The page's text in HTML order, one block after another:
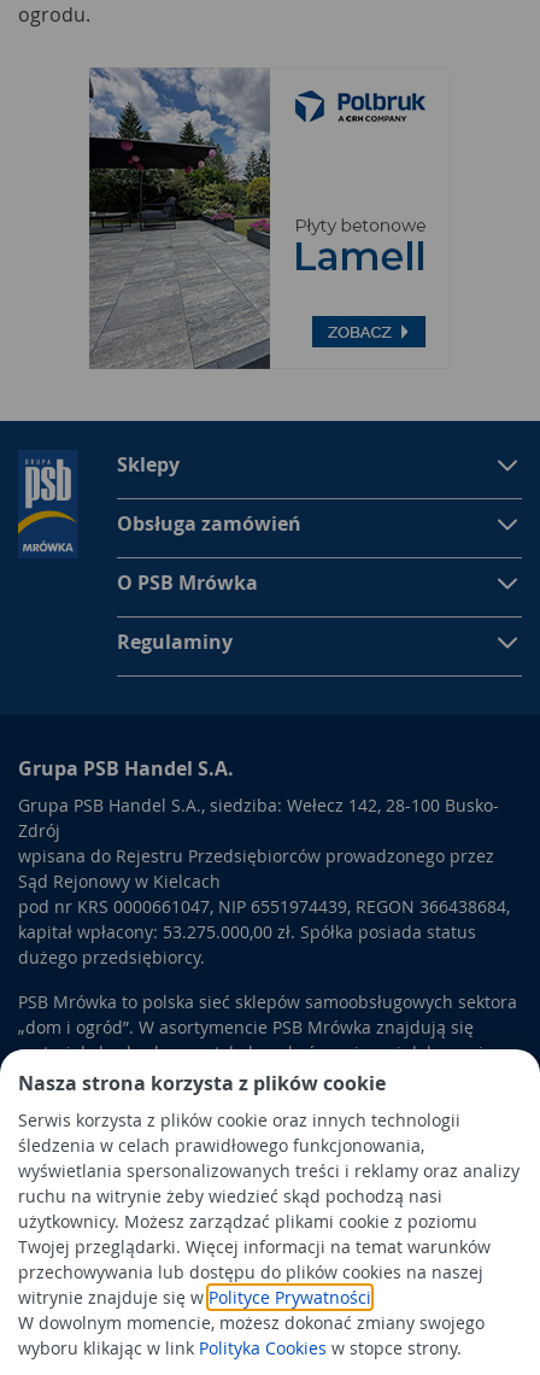
Nasza strona korzysta z plików cookie
Serwis korzysta z plików cookie oraz innych technologii
śledzenia w celach prawidłowego funkcjonowania,
wyświetlania spersonalizowanych treści i reklamy oraz analizy
ruchu na witrynie żeby wiedzieć skąd pochodzą nasi
użytkownicy. Możesz zarządzać plikami cookie z poziomu
Twojej przeglądarki. Więcej informacji na temat warunków
przechowywania lub dostępu do plików cookies na naszej
witrynie znajduje się w Polityce Prywatności
W dowolnym momencie, możesz dokonać zmiany swojego
wyboru klikając w link Polityka Cookies w stopce strony.
ogrodu.
Sklepy
Obsługa zamówień
O PSB Mrówka
Regulaminy
Grupa PSB Handel S.A.
Grupa PSB Handel S.A., siedziba: Wełecz 142, 28-100 Busko-
Zdrój
wpisana do Rejestru Przedsiębiorców prowadzonego przez
Sąd Rejonowy w Kielcach
pod nr KRS 0000661047, NIP 6551974439, REGON 366438684,
kapitał wpłacony: 53.275.000,00 zł. Spółka posiada status
dużego przedsiębiorcy.
PSB Mrówka to polska sieć sklepów samoobsługowych sektora
„dom i ogród”. W asortymencie PSB Mrówka znajdują się
materiały budowlane, artykuły wykończeniowe i dekoracyjne,
wyposażenie łazienek i kuchni, elektronarzędzia, a także
artykuły związane z ogrodem i otoczeniem domu.
Obowiązek informacyjny
Polityka prywatności
Polityka Cookies
Odbiór zużytego sprzętu
Wspierają nas: